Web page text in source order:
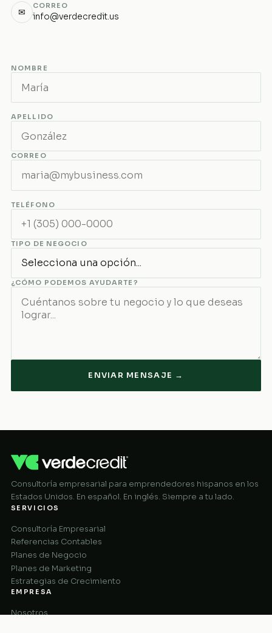
✉
CORREO
info@verdecredit.us
NOMBRE
APELLIDO
CORREO
TELÉFONO
TIPO DE NEGOCIO
¿CÓMO PODEMOS AYUDARTE?
ENVIAR MENSAJE →
Consultoría empresarial para emprendedores hispanos en los
Estados Unidos. En español. En inglés. Siempre a tu lado.
SERVICIOS
Consultoría Empresarial
Referencias Contables
Planes de Negocio
Planes de Marketing
Estrategias de Crecimiento
EMPRESA
Nosotros